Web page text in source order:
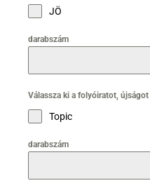
JÖ
darabszám
Válassza ki a folyóiratot, újságot
Topic
darabszám